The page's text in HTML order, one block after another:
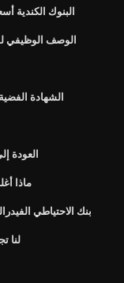
البنوك الكندية
الوصف الوظيفي
الشهادة الفضية 10 دولارات بيل
العودة
ماذا
بنك الاحتياطي
لنا